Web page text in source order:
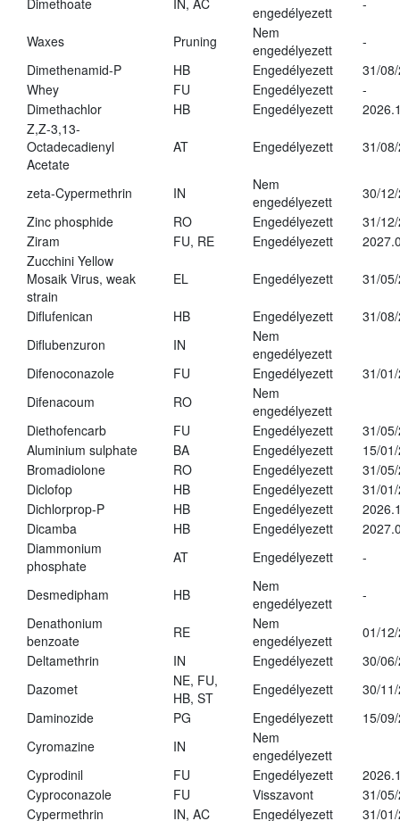
Dimethoate IN, AC
engedélyezett
-
Waxes Pruning
Nem
engedélyezett
-
Dimethenamid-P
HB Engedélyezett
31/
Whey
FU Engedélyezett
-
Dimethachlor
HB Engedélyezett
Z,Z-3,13-
Octadecadienyl
Acetate
AT Engedélyezett 31/
zeta-Cypermethrin IN
Nem
engedélyezett
30/
Zinc phosphide
RO Engedélyezett
31/
Ziram
FU, RE Engedélyezett
Zucchini Yellow
Mosaik Virus, weak
strain
EL Engedélyezett 31/
Diflufenican HB Engedélyezett
31/
Diflubenzuron
IN
Nem
engedélyezett
Difenoconazole
FU Engedélyezett
31/
Difenacoum
RO
Nem
engedélyezett
Diethofencarb
FU Engedélyezett
31/
Aluminium sulphate
BA Engedélyezett
15/
Bromadiolone
RO Engedélyezett
31/
Diclofop
HB Engedélyezett
31/
Dichlorprop-P
HB Engedélyezett
Dicamba
HB Engedélyezett
Diammonium
phosphate
AT Engedélyezett -
Desmedipham HB
Nem
engedélyezett
-
Denathonium
benzoate
RE
Nem
engedélyezett
01/
Deltamethrin
IN Engedélyezett
30/
Dazomet
NE, FU,
HB, ST
Engedélyezett
30/
Daminozide
PG Engedélyezett
15/
Cyromazine
IN
Nem
engedélyezett
Cyprodinil
FU Engedélyezett
Cyproconazole
FU Visszavont
31/
Cypermethrin
IN, AC Engedélyezett
31/